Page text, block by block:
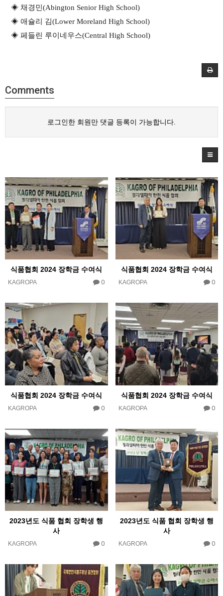
◈ 채경민(Abington Senior High School)
◈ 애슐리 김(Lower Moreland High School)
◈ 페들린 루이네우스(Central High School)
Comments
로그인한 회원만 댓글 등록이 가능합니다.
식품협회 2024 장학금 수여식
KAGROPA 0
식품협회 2024 장학금 수여식
KAGROPA 0
식품협회 2024 장학금 수여식
KAGROPA 0
식품협회 2024 장학금 수여식
KAGROPA 0
2023년도 식품 협회 장학생 행
사
KAGROPA 0
2023년도 식품 협회 장학생 행
사
KAGROPA 0